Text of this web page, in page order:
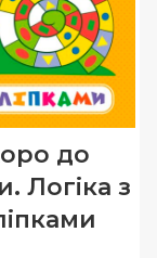
до
Логіка з